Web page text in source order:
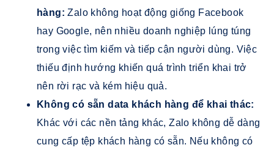
hàng:Zalo không hoạt động giống Facebook
hay Google, nên nhiều doanh nghiệp lúng túng
trong việc tìm kiếm và tiếp cận người dùng. Việc
thiếu định hướng khiến quá trình triển khai trở
nên rời rạc và kém hiệu quả.
Không có sẵn data khách hàng để khai thác:
Khác với các nền tảng khác, Zalo không dễ dàng
cung cấp tệp khách hàng có sẵn. Nếu không có